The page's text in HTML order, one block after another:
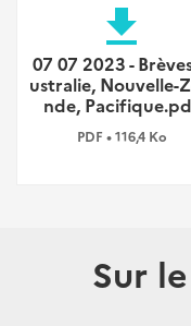
file_download
07 07 2023 -
ustralie, Nouvelle-
nde,
PDF • 116,4 Ko
Sur